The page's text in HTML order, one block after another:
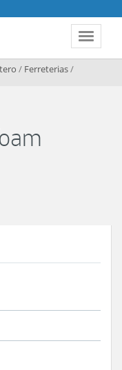
Toggle
/ Ferreterias/